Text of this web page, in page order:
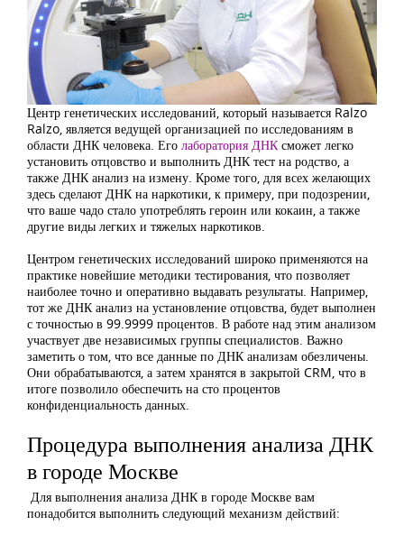
Центр генетических исследований, который называется Ralzo
Ralzo, является ведущей организацией по исследованиям в
области ДНК человека. Его лаборатория ДНК сможет легко
установить отцовство и выполнить ДНК тест на родство, а
также ДНК анализ на измену. Кроме того, для всех желающих
здесь сделают ДНК на наркотики, к примеру, при подозрении,
что ваше чадо стало употреблять героин или кокаин, а также
другие виды легких и тяжелых наркотиков.
Центром генетических исследований широко применяются на
практике новейшие методики тестирования, что позволяет
наиболее точно и оперативно выдавать результаты. Например,
тот же ДНК анализ на установление отцовства, будет выполнен
с точностью в 99.9999 процентов. В работе над этим анализом
участвует две независимых группы специалистов. Важно
заметить о том, что все данные по ДНК анализам обезличены.
Они обрабатываются, а затем хранятся в закрытой CRM, что в
итоге позволило обеспечить на сто процентов
конфиденциальность данных.
Процедура выполнения анализа ДНК
в городе Москве
Для выполнения анализа ДНК в городе Москве вам
понадобится выполнить следующий механизм действий: